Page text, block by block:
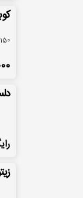
150 گرم مخلوط گوشت گوساله و گوسفندی، پیاز، ادویه